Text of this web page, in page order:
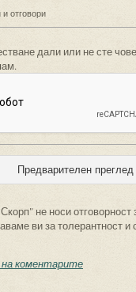
отговори
дали или не сте
не носи
ви за толерантност и
на коментарите